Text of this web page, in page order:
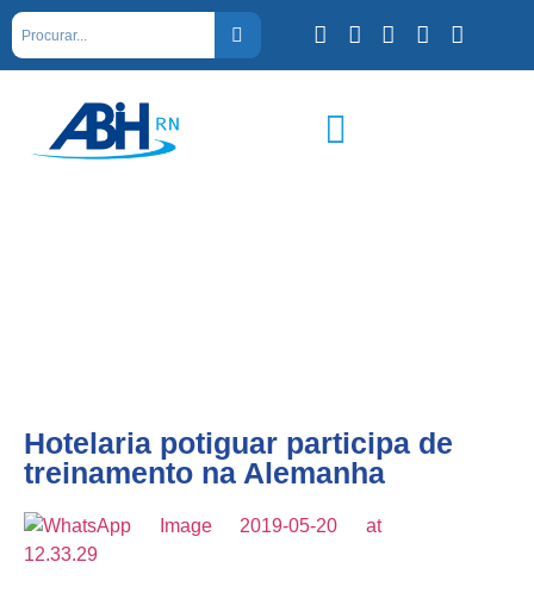
Hotelaria potiguar participa de
treinamento na Alemanha